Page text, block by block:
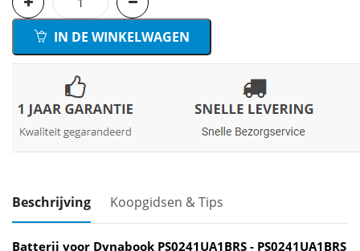
IN DE WINKELWAGEN
Beschrijving Koopgidsen & Tips
Batterij voor Dynabook PS0241UA1BRS - PS0241UA1BRS